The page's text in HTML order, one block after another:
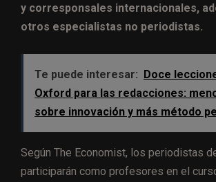
y corresponsales internacionales,
otros especialistas no periodistas.
Te puede interesar: Doce
Oxford para las redacciones:
sobre innovación y más método
Según The Economist, los periodistas
participarán como profesores en el